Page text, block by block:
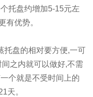
托盘约增加5-15元左
有优势。
盘的相对要方便,一可
之内就可以做好,不需
个就是不受时间上的
天。